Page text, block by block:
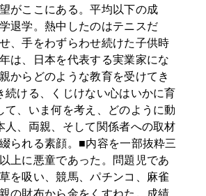
がここにある。平均以下の成
退学。熱中したのはテニスだ
、手をわずらわせ続けた子供時
は、日本を代表する実業家にな
からどのような教育を受けてき
続ける、くじけない心はいかに育
て、いま何を考え、どのように動
人、両親、そして関係者への取材
られる素顔。■内容を一部抜粋三
上に悪童であった。問題児であ
を吸い、競馬、パチンコ、麻雀